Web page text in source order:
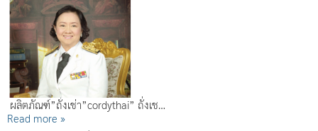
ผลิตภัณฑ์”ถั่งเช่า”cordythai” ถั่งเช…
Read more »